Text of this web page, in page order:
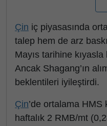
Çin iç piyasasında
talep hem de arz
Mayıs tarihine
Ancak Shagang’ın
beklentileri iyileştirdi.
Çin’de ortalama HMS
haftalık 2 RMB/mt